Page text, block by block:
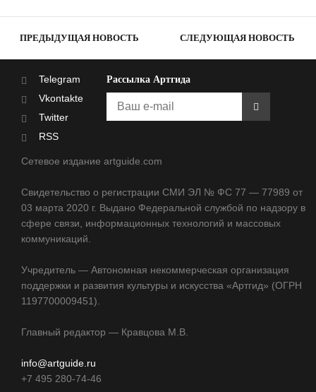
ПРЕДЫДУЩАЯ НОВОСТЬ СЛЕДУЮЩАЯ НОВОСТЬ
Telegram
Vkontakte
Twitter
RSS
Рассылка Артгида
Сетевое издание artguide.com
Свидетельство о регистрации СМИ ЭЛ № ФС 77 — 77989 от
03 марта 2020 г. Выдано Федеральной службой по надзору в
сфере связи, информационных технологий и массовых
коммуникаций.
Учредитель — Автономная некоммерческая организация
поддержки и развития культуры и искусства «Артгид» (ОГРН
1197700009451).
Главный редактор — Кравцова М.В.
info@artguide.ru
+7 495 280-74-46